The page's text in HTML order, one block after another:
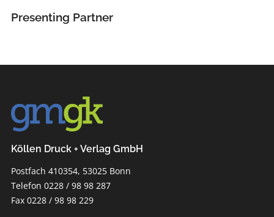
Presenting Partner
Köllen Druck + Verlag GmbH
Postfach 410354, 53025 Bonn
Telefon 0228 / 98 98 287
Fax 0228 / 98 98 229